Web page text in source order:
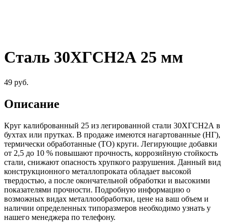
Сталь 30ХГСН2А 25 мм
49 руб.
Описание
Круг калиброванный 25 из легированной стали 30ХГСН2А в
бухтах или прутках. В продаже имеются нагартованные (НГ),
термически обработанные (ТО) круги. Легирующие добавки
от 2,5 до 10 % повышают прочность, коррозийную стойкость
стали, снижают опасность хрупкого разрушения. Данный вид
конструкционного металлопроката обладает высокой
твердостью, а после окончательной обработки и высокими
показателями прочности. Подробную информацию о
возможных видах металлообработки, цене на ваш объем и
наличии определенных типоразмеров необходимо узнать у
нашего менеджера по телефону.